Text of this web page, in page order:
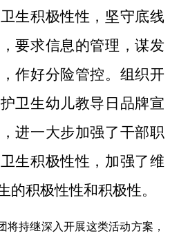
生积极性性，坚守底线
要求信息的管理，谋发
作好分险管控。组织开
卫生幼儿教导日品牌宣
进一大步加强了干部职
生积极性性，加强了维
的积极性性和积极性。
将持继深入开展这类活动方案，